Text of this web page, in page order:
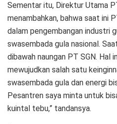
Sementar itu, Direktur Utama
menambahkan, bahwa saat ini
dalam pengembangan industri
swasembada gula nasional.
dibawah naungan PT SGN. Hal
mewujudkan salah satu
swasembada gula dan energi
Pesantren saya minta untuk
kuintal tebu,” tandansya.